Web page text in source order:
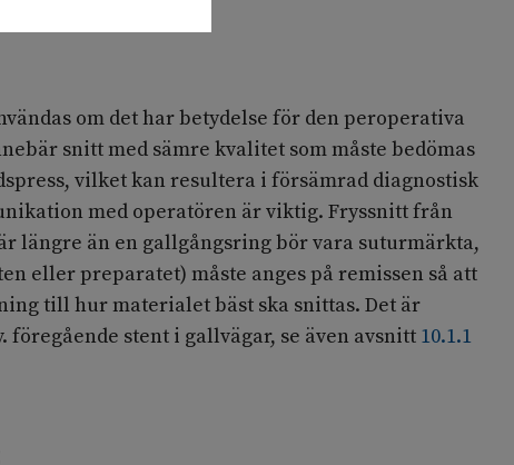
om det har betydelse för den peroperativa
snitt med sämre kvalitet som måste bedömas
vilket kan resultera i försämrad diagnostisk
med operatören är viktig. Fryssnitt från
längre än en gallgångsring bör vara suturmärkta,
eller preparatet) måste anges på remissen så att
till hur materialet bäst ska snittas. Det är
stent i gallvägar, se även avsnitt 10.1.1